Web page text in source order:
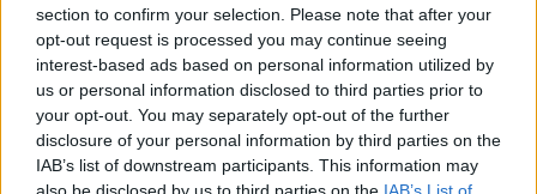
section to confirm your selection. Please note that after your
opt-out request is processed you may continue seeing
interest-based ads based on personal information utilized by
us or personal information disclosed to third parties prior to
your opt-out. You may separately opt-out of the further
disclosure of your personal information by third parties on the
IAB’s list of downstream participants. This information may
also be disclosed by us to third parties on the IAB’s List of
22:32
Πανεπιστήμιο Κρήτης: 3,35 εκατ. ευρώ από το Υπουργείο
Παιδείας, για το στεγαστικό επίδομα των φοιτητών
22:22
Ηράκλειο: “Σκουπίδια κατάχαμα, μια ψησταριά στο
πουθενά κι ένα αμάξι παρατημένο στο πάρκο”